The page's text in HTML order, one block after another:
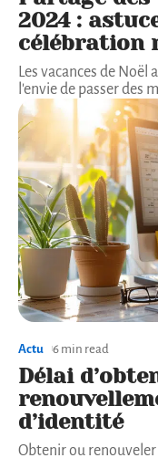
2024 :
célébration
Les vacances de Noël
l'envie de passer des
Actu 6 min read
Délai
d’identité
Obtenir ou